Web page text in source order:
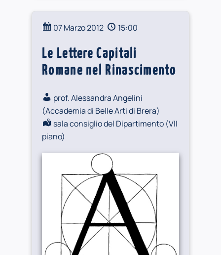
07 Marzo 2012 15:00
Le Lettere Capitali
Romane nel Rinascimento
prof. Alessandra Angelini
(Accademia di Belle Arti di Brera)
sala consiglio del Dipartimento (VII
piano)